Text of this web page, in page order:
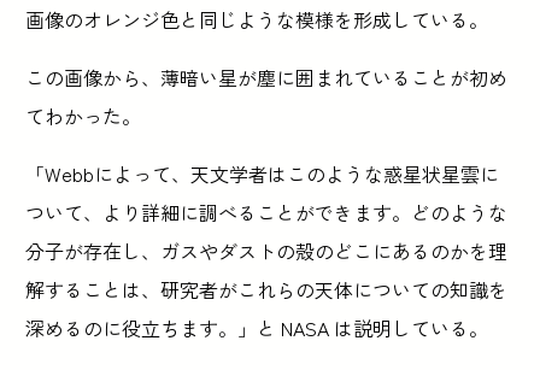
画像のオレンジ色と同じような模様を形成している。
この画像から、薄暗い星が塵に囲まれていることが初め
てわかった。
「Webbによって、天文学者はこのような惑星状星雲に
ついて、より詳細に調べることができます。どのような
分子が存在し、ガスやダストの殻のどこにあるのかを理
解することは、研究者がこれらの天体についての知識を
深めるのに役立ちます。」と NASA は説明している。